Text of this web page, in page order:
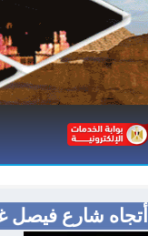
شارع فيصل غداً